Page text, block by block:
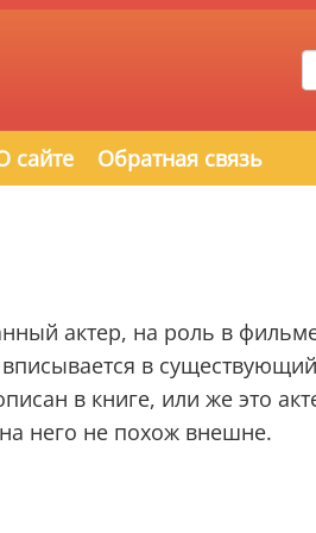
сайте Обратная связь
актер, на роль в
в
в книге, или же это
него не похож внешне.